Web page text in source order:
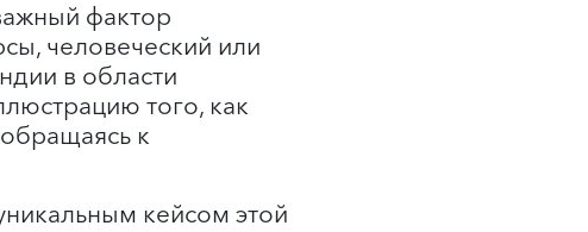
фактор
человеческий или
в области
того, как
к
кейсом этой